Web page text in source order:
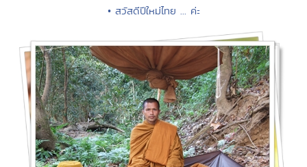
• สวัสดีปีใหม่ไทย ... ค่ะ